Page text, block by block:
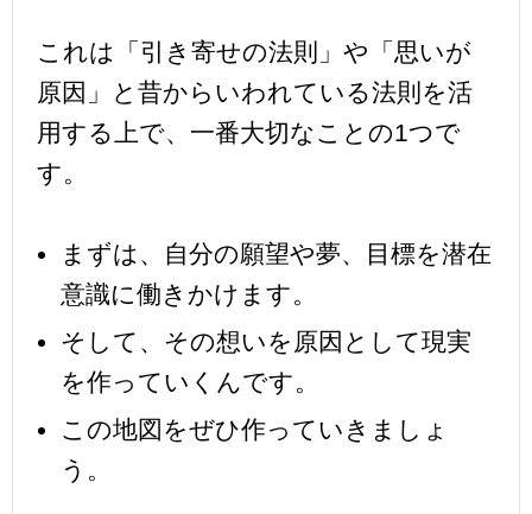
これは「引き寄せの法則」や「思いが
原因」と昔からいわれている法則を活
用する上で、一番大切なことの1つで
す。
まずは、自分の願望や夢、目標を潜在
意識に働きかけます。
そして、その想いを原因として現実
を作っていくんです。
この地図をぜひ作っていきましょ
う。